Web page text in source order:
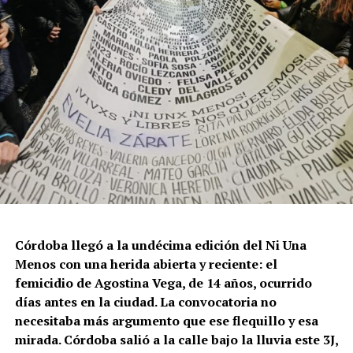
políticas públicas, vaciamiento de organismos de
protección, paralización de la agenda legislativa en
materia de derechos y consolidación de discursos
fascistas que estigmatizan a la diversidad.
Para María Rachid, titular del Instituto contra la
Discriminación de la Ciudad de Buenos Aires e
integrante de la Federación Argentina LGBT+
(FALGBT), el drástico aumento de estos crímenes en
Argentina no puede separarse de los discursos de odio
que provienen del gobierno nacional. “Tanto el
de manera violenta y discriminatoria hacia la comunidad
LGBT en general y, principalmente, hacia la comunidad
trans”, describe Rachid. “Y eso –agrega– genera mayor
violencia y discriminación en la vida cotidiana. Esos
discursos terminan legitimando, avalando y fomentando
la violencia hacia nuestra comunidad”.
Córdoba llegó a la undécima edición del Ni Una
Menos con una herida abierta y reciente: el
femicidio de Agostina Vega, de 14 años, ocurrido
días antes en la ciudad. La convocatoria no
necesitaba más argumento que ese flequillo y esa
mirada. Córdoba salió a la calle bajo la lluvia este 3J,